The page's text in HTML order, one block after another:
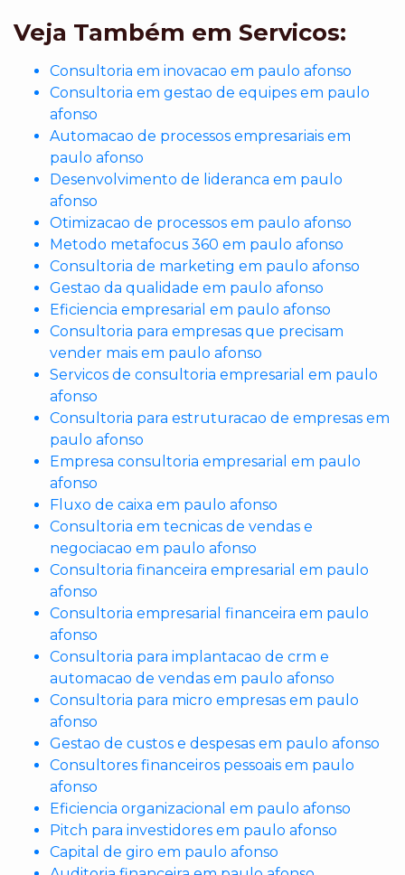
Veja Também em Servicos:
Consultoria em inovacao em paulo afonso
Consultoria em gestao de equipes em paulo
afonso
Automacao de processos empresariais em
paulo afonso
Desenvolvimento de lideranca em paulo
afonso
Otimizacao de processos em paulo afonso
Metodo metafocus 360 em paulo afonso
Consultoria de marketing em paulo afonso
Gestao da qualidade em paulo afonso
Eficiencia empresarial em paulo afonso
Consultoria para empresas que precisam
vender mais em paulo afonso
Servicos de consultoria empresarial em paulo
afonso
Consultoria para estruturacao de empresas em
paulo afonso
Empresa consultoria empresarial em paulo
afonso
Fluxo de caixa em paulo afonso
Consultoria em tecnicas de vendas e
negociacao em paulo afonso
Consultoria financeira empresarial em paulo
afonso
Consultoria empresarial financeira em paulo
afonso
Consultoria para implantacao de crm e
automacao de vendas em paulo afonso
Consultoria para micro empresas em paulo
afonso
Gestao de custos e despesas em paulo afonso
Consultores financeiros pessoais em paulo
afonso
Eficiencia organizacional em paulo afonso
Pitch para investidores em paulo afonso
Capital de giro em paulo afonso